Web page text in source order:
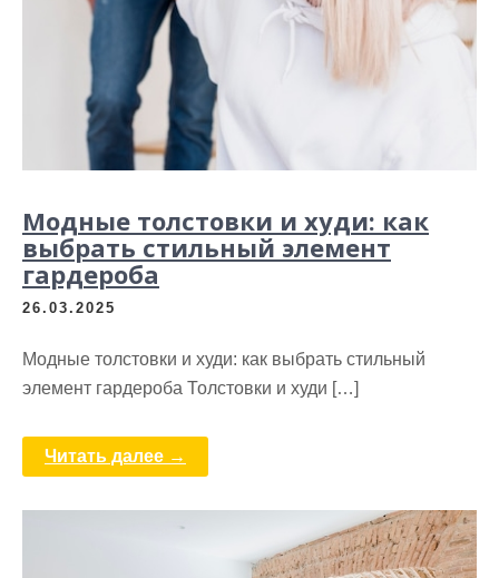
Модные толстовки и худи: как
выбрать стильный элемент
гардероба
26.03.2025
Модные толстовки и худи: как выбрать стильный
элемент гардероба Толстовки и худи […]
Читать далее →